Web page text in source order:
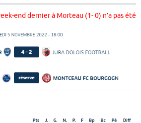
end dernier à Morteau (1- 0) n’a pas été